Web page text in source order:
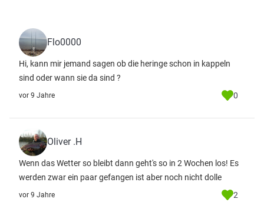
Flo0000
Hi, kann mir jemand sagen ob die heringe schon in kappeln
sind oder wann sie da sind ?
vor 9 Jahre 0
Oliver .H
Wenn das Wetter so bleibt dann geht's so in 2 Wochen los! Es
werden zwar ein paar gefangen ist aber noch nicht dolle
vor 9 Jahre 2